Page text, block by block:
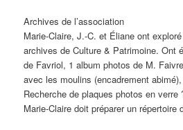
Archives de l’association
Marie-Claire, J.-C. et Éliane ont
archives de Culture & Patrimoine. Ont
de Favriol, 1 album photos de M.
avec les moulins (encadrement
Recherche de plaques photos en verre
Marie-Claire doit préparer un